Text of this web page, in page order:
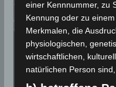
einer Kennnummer, zu
Kennung oder zu
Merkmalen, die
physiologischen,
wirtschaftlichen,
natürlichen Person